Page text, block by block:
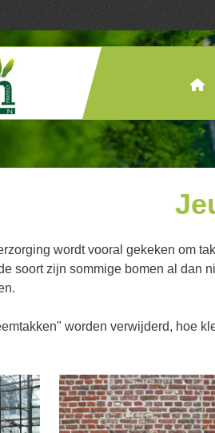
wordt vooral gekeken om
soort zijn sommige bomen al dan
worden verwijderd, hoe